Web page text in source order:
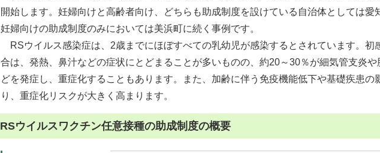
開始します。妊婦向けと高齢者向け、どちらも助成制度を設けている自治体としては愛
妊婦向けの助成制度のみにおいては美浜町に続く事例です。
RSウイルス感染症は、2歳までにほぼすべての乳幼児が感染するとされています。初
合は、発熱、鼻汁などの症状にとどまることが多いものの、約20～30％が細気管支炎や
どを発症し、重症化することもあります。また、加齢に伴う免疫機能低下や基礎疾患の
り、重症化リスクが大きく高まります。
RSウイルスワクチン任意接種の助成制度の概要